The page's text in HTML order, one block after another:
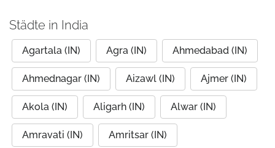
Städte in India
Agartala (IN) Agra (IN) Ahmedabad (IN)
Ahmednagar (IN) Aizawl (IN) Ajmer (IN)
Akola (IN) Aligarh (IN) Alwar (IN)
Amravati (IN) Amritsar (IN)